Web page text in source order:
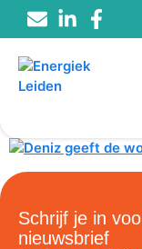
Schrijf je in
nieuwsbrief